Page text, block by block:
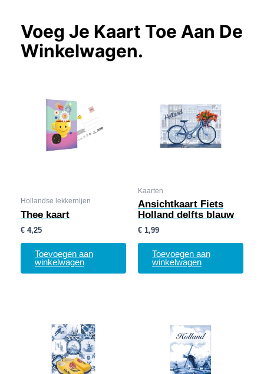
Voeg Je Kaart Toe Aan De
Winkelwagen.
Hollandse lekkernijen
Thee kaart
€ 4,25
Toevoegen aan
winkelwagen
Kaarten
Ansichtkaart Fiets
Holland delfts blauw
€ 1,99
Toevoegen aan
winkelwagen